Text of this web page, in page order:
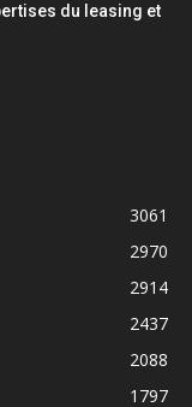
du leasing et
3061
2970
2914
2437
2088
1797